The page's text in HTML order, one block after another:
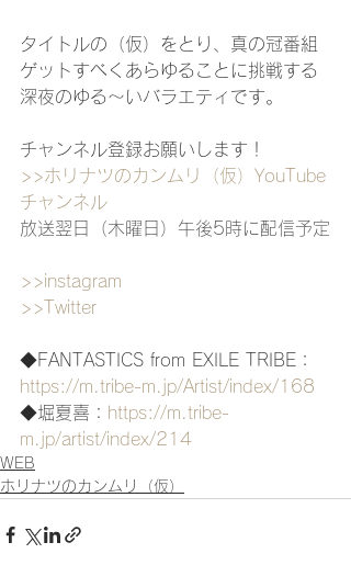
タイトルの（仮）をとり、
真の冠番組
ゲットすべくあらゆることに挑戦する
深夜のゆる〜いバラエティです。
チャンネル登録お願いします！
>>ホリナツのカンムリ（仮） YouTube
チャンネル
放送翌日（木曜日）午後5時に配信予定
>>instagram
>>Twitter
◆FANTASTICS from EXILE TRIBE：
https://m.tribe-m.jp/Artist/index/168
◆堀夏喜： https://m.tribe-
m.jp/artist/index/214
WEB
ホリナツのカンムリ（仮）